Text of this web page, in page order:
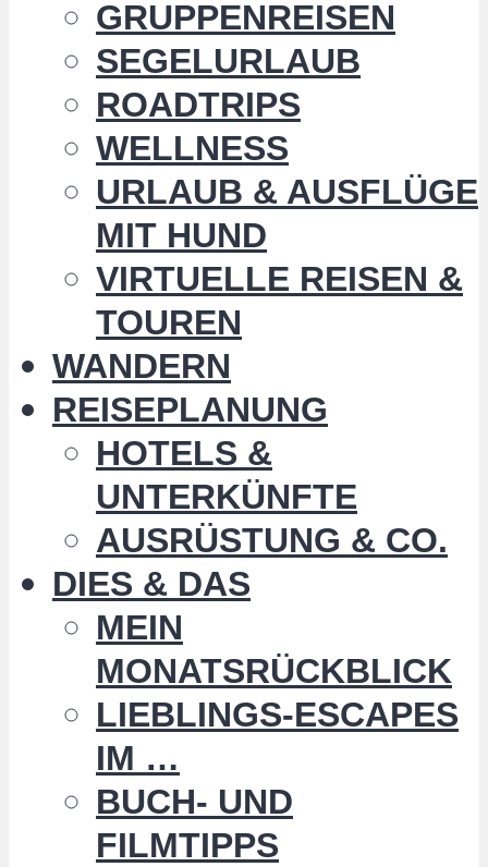
GRUPPENREISEN
SEGELURLAUB
ROADTRIPS
WELLNESS
URLAUB & AUSFLÜGE
MIT HUND
VIRTUELLE REISEN &
TOUREN
WANDERN
REISEPLANUNG
HOTELS &
UNTERKÜNFTE
AUSRÜSTUNG & CO.
DIES & DAS
MEIN
MONATSRÜCKBLICK
LIEBLINGS-ESCAPES
IM …
BUCH- UND
FILMTIPPS